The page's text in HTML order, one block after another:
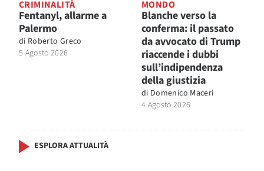
CRIMINALITÀ
Fentanyl, allarme a
Palermo
di Roberto Greco
5 Agosto 2026
MONDO
Blanche verso la
conferma: il passato
da avvocato di Trump
riaccende i dubbi
sull’indipendenza
della giustizia
di Domenico Maceri
4 Agosto 2026
ESPLORA ATTUALITÀ